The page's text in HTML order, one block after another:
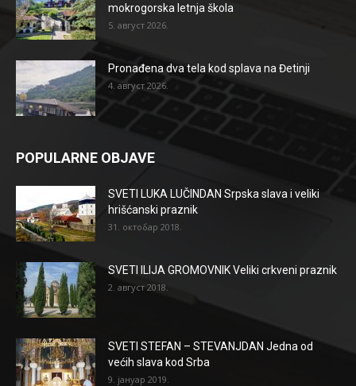
mokrogorska letnja škola
5. август 2026.
Pronađena dva tela kod splava na Đetinji
4. август 2026.
POPULARNE OBJAVE
SVETI LUKA LUČINDAN Srpska slava i veliki
hrišćanski praznik
31. октобар 2018.
SVETI ILIJA GROMOVNIK Veliki crkveni praznik
2. август 2018.
SVETI STEFAN – STEVANJDAN Jedna od
većih slava kod Srba
9. јануар 2019.